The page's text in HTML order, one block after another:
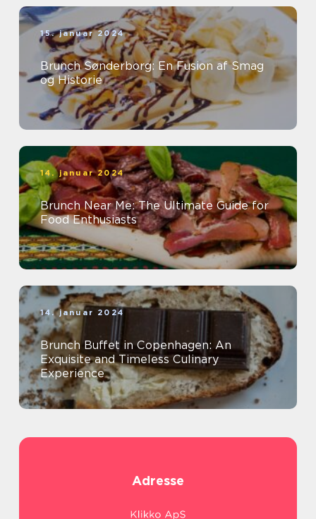
15. januar 2024
Brunch Sønderborg: En Fusion af Smag
og Historie
14. januar 2024
Brunch Near Me: The Ultimate Guide for
Food Enthusiasts
14. januar 2024
Brunch Buffet in Copenhagen: An
Exquisite and Timeless Culinary
Experience
Adresse